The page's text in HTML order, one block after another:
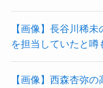
【画像】長谷川稀
を担当していたと噂
【画像】西森杏弥